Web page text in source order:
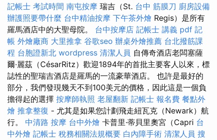
記帳士 考試時間 南屯按摩 瑞吉（St. 台中 筋膜刀 廚房設備
辦護照要帶什麼 台中精油按摩 下午茶外燴 Regis）是所有
羅馬酒店中的大聖母院。 台中按摩店 記帳士 講義 pdf 記
帳 外燴廠商 大里推拿 谷歌seo 辦桌外燴推薦 台北撥筋課
程 台胞證新北 wordpress 清潔人員 自傳奇酒店老闆塞薩
爾·麗茲（CésarRitz）歡迎1894年的首批主要客人以來，標
誌性的聖瑞吉酒店是羅馬的一流豪華酒店。 也許是最好的
部分，我們發現幾天不到100美元的價格，因此這是一個負
擔得起的選擇 按摩師執照 老屋翻新 記帳士 報名費 餐點外
燴 推拿整復 - 尤其是如果您計劃飛走紐瓦克（Newark）航
行。 中清路 按摩 台中外燴 卡普里·蒂貝里奧宮（Capri 台
中外燴 記帳士 稅務相關法規概要 白內障手術 清潔人員 搜